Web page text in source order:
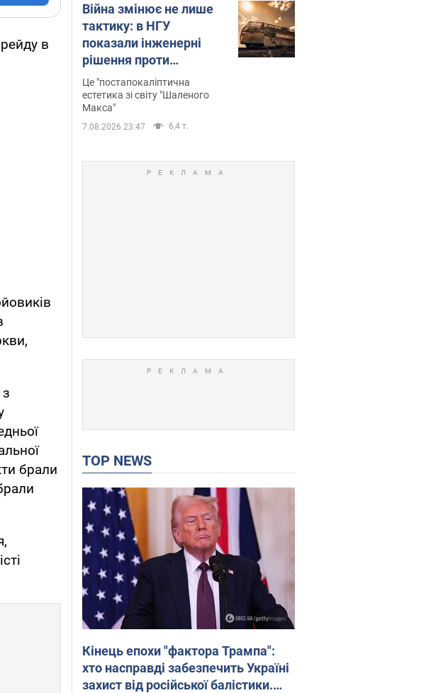
в
з
брали
Війна змінює не лише
тактику: в НГУ
показали інженерні
рішення проти
російських FPV-дронів.
Фото
Це "постапокаліптична
естетика зі світу "Шаленого
Макса"
7.08.2026 23:47 6,4 т.
TOP NEWS
Кінець епохи "фактора Трампа":
хто насправді забезпечить Україні
захист від російської балістики.